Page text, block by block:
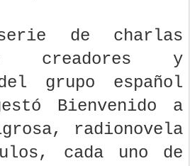
de charlas
creadores y
grupo español
Bienvenido a
radionovela
cada uno de